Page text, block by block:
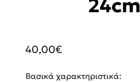
24cm
40,00€
Βασικά χαρακτηριστικά: